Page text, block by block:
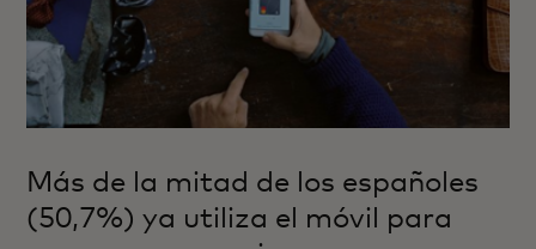
Más de la mitad de los españoles
(50,7%) ya utiliza el móvil para